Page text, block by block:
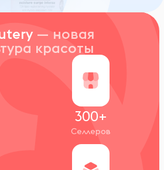
— новая
красоты
300+
Селлеров